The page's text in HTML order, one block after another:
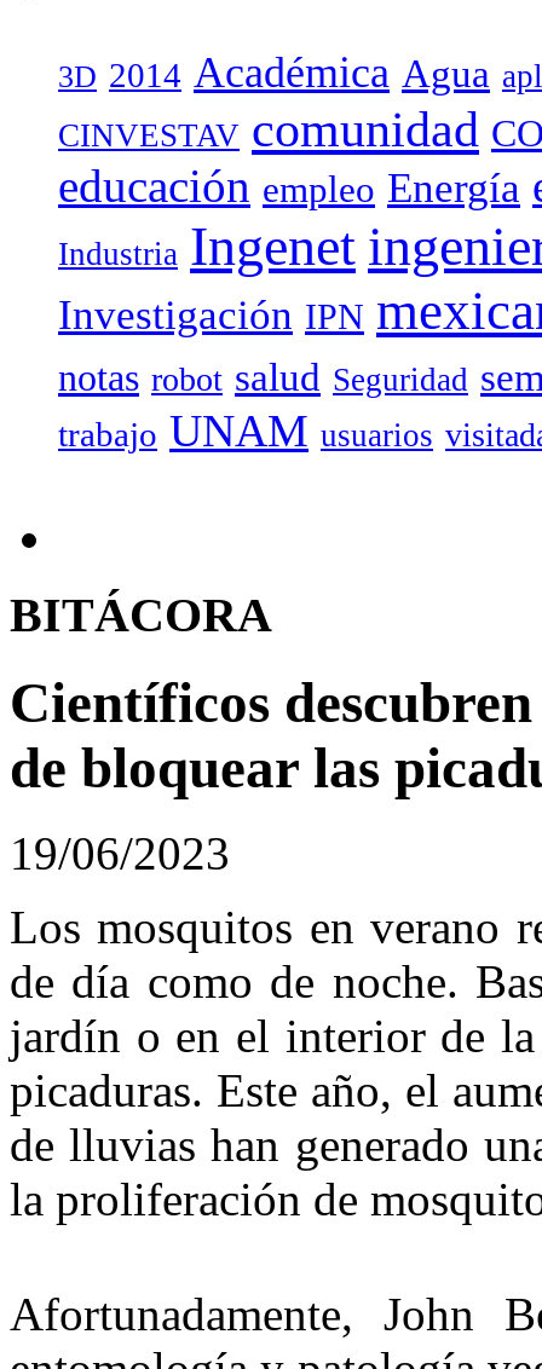
3D 2014 Académica Agua
CINVESTAV comunidad
educación empleo Energía
Industria Ingenet
Investigación IPN
notas robot salud Seguridad
trabajo UNAM usuarios
BITÁCORA
Científicos
de bloquear las
19/06/2023
Los mosquitos en verano
de día como de noche.
jardín o en el interior de la
picaduras. Este año, el
de lluvias han generado
la proliferación de
Afortunadamente, John